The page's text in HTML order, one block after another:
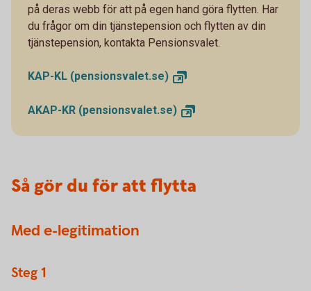
på deras webb för att på egen hand göra flytten. Har
du frågor om din tjänstepension och flytten av din
tjänstepension, kontakta Pensionsvalet.
KAP-KL (pensionsvalet.se)
AKAP-KR (pensionsvalet.se)
Så gör du för att flytta
Med e-legitimation
Steg 1